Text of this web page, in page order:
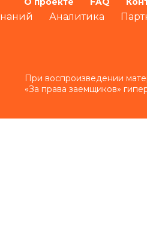
Аналитика
При воспроизведении
«За права заемщиков»